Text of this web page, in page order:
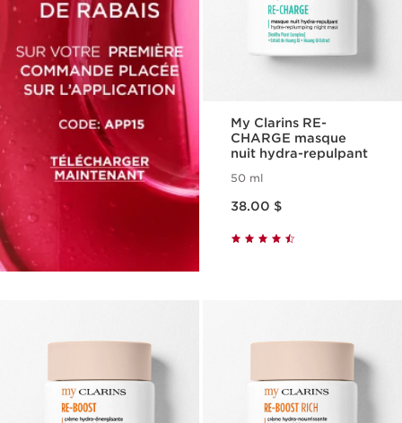
My Clarins RE-
CHARGE masque
nuit hydra-repulpant
50 ml
38.00 $